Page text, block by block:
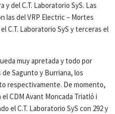
y del C.T. Laboratorio SyS. Las
las del VRP Electric – Mortes
C.T. Laboratorio SyS y terceras el
muy apretada y todo por
Sagunto y Burriana, los
respectivamente. De momento,
CDM Avant Moncada Triatló i
el C.T. Laboratorio SyS con 292 y